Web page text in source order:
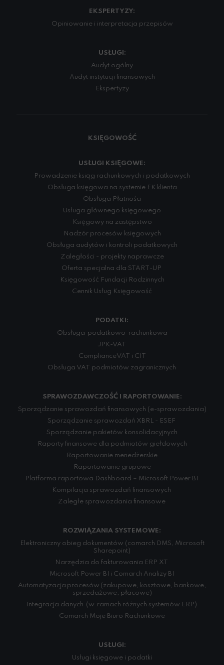
EKSPERTYZY:
Opiniowanie i interpretacja przepisów
USŁUGI:
Audyt ogólny
Audyt instytucji finansowych
Ekspertyzy
KSIĘGOWOŚĆ
USŁUGI KSIĘGOWE:
Prowadzenie ksiąg rachunkowych i podatkowych
Obsługa księgowa na systemie FK klienta
Obsługa Płatności
Usługa głównego księgowego
Księgowy na zastępstwo
Nadzór procesów księgowych
Obsługa audytów i kontroli podatkowych
Zaległości - projekty naprawcze
Oferta specjalna dla START-UP
Księgowość Fundacji Rodzinnych
Cennik Usług Księgowość
PODATKI:
Obsługa podatkowo-rachunkowa
JPK-VAT
Compliance VAT i CIT
Obsługa VAT podmiotów zagranicznych
SPRAWOZDAWCZOŚĆ I RAPORTOWANIE:
Sporządzanie sprawozdań finansowych (e-sprawozdania)
Sporządzanie sprawozdań XBRL - ESEF
Sporządzanie pakietów konsolidacyjnych
Raporty finansowe dla podmiotów giełdowych
Raportowanie menedżerskie
Raportowanie grupowe
Platforma raportowa Dashboard – Microsoft Power BI
Kompilacja sprawozdań finansowych
Zaległe sprawozdania finansowe
ROZWIĄZANIA SYSTEMOWE:
Elektroniczny obieg dokumentów (comarch DMS, Microsoft
Sharepoint)
Narzędzia do fakturowania ERP XT
Microsoft Power BI i Comarch Analizy BI
Automatyzacja procesów (zakupowe, kosztowe, bankowe,
sprzedażowe, płacowe)
Integracja danych (w ramach różnych systemów ERP)
Comarch Moje Biuro Rachunkowe
USŁUGI:
Usługi księgowe i podatki